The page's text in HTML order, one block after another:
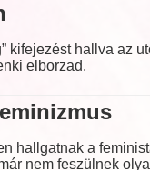
kifejezést hallva az
elborzad.
hallgatnak a
nem feszülnek